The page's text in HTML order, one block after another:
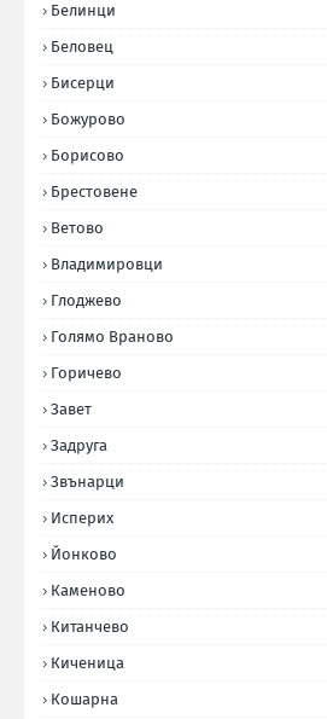
Белинци
Беловец
Бисерци
Божурово
Борисово
Брестовене
Ветово
Владимировци
Глоджево
Голямо Враново
Горичево
Завет
Задруга
Звънарци
Исперих
Йонково
Каменово
Китанчево
Киченица
Кошарна